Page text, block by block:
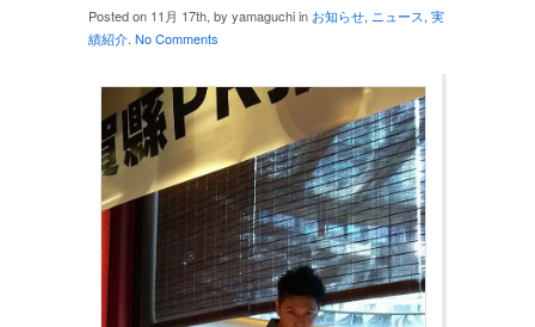
Posted on 11月 17th, by yamaguchi in お知らせ, ニュース, 実
績紹介. No Comments